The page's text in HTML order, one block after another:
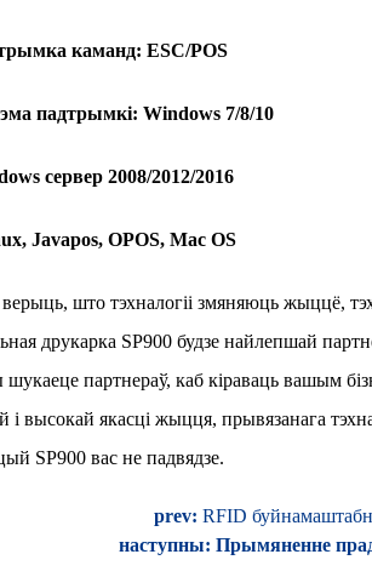
каманд: ESC/POS
падтрымкі: Windows 7/8/10
сервер 2008/2012/2016
Javapos, OPOS, Mac OS
што тэхналогіі змяняюць жыццё,
друкарка SP900 будзе найлепшай
шукаеце партнераў, каб кіраваць вашым
і высокай якасці жыцця, прывязанага
SP900 вас не падвядзе.
prev: RFID
наступны: Прымяненне